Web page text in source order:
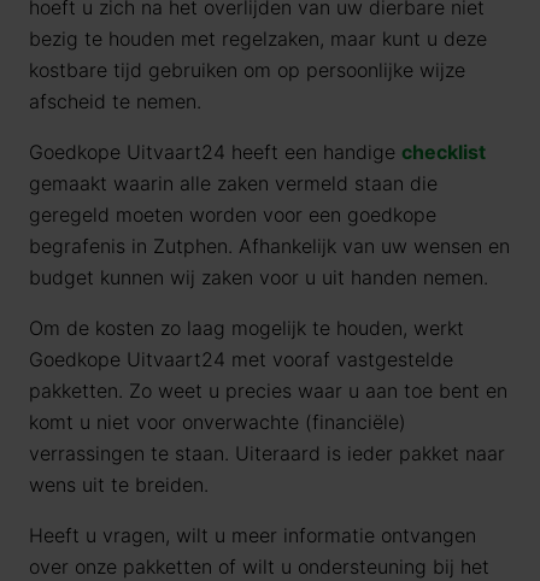
hoeft u zich na het overlijden van uw dierbare niet
bezig te houden met regelzaken, maar kunt u deze
kostbare tijd gebruiken om op persoonlijke wijze
afscheid te nemen.
Goedkope Uitvaart24 heeft een handige checklist
gemaakt waarin alle zaken vermeld staan die
geregeld moeten worden voor een goedkope
begrafenis in Zutphen. Afhankelijk van uw wensen en
budget kunnen wij zaken voor u uit handen nemen.
Om de kosten zo laag mogelijk te houden, werkt
Goedkope Uitvaart24 met vooraf vastgestelde
pakketten. Zo weet u precies waar u aan toe bent en
komt u niet voor onverwachte (financiële)
verrassingen te staan. Uiteraard is ieder pakket naar
wens uit te breiden.
Heeft u vragen, wilt u meer informatie ontvangen
over onze pakketten of wilt u ondersteuning bij het